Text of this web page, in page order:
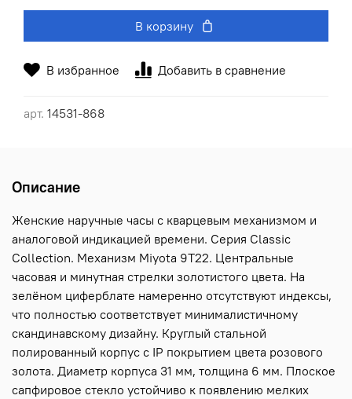
В избранное Добавить в сравнение
арт. 14531-868
В корзину
Описание
Женские наручные часы с кварцевым механизмом и
аналоговой индикацией времени. Серия Classic
Collection. Механизм Miyota 9T22. Центральные
часовая и минутная стрелки золотистого цвета. На
зелёном циферблате намеренно отсутствуют индексы,
что полностью соответствует минималистичному
скандинавскому дизайну. Круглый стальной
полированный корпус с IP покрытием цвета розового
золота. Диаметр корпуса 31 мм, толщина 6 мм. Плоское
сапфировое стекло устойчиво к появлению мелких